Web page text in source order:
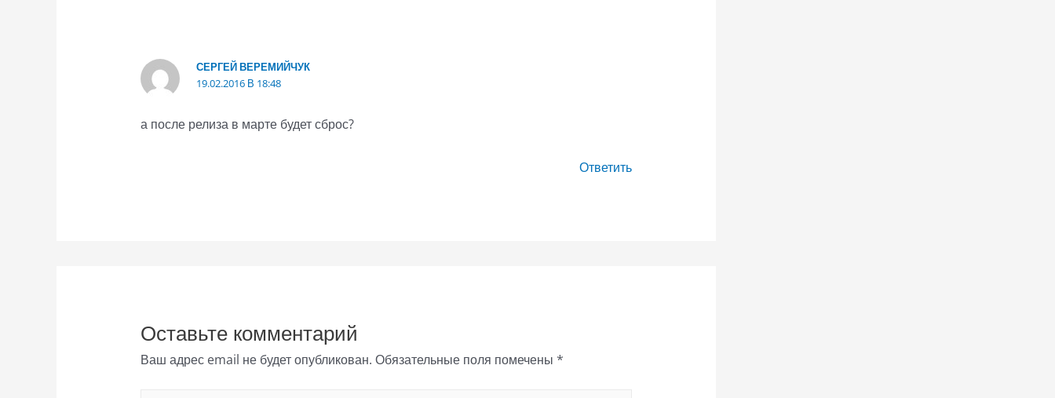
СЕРГЕЙ ВЕРЕМИЙЧУК
19.02.2016 В 18:48
а после релиза в марте будет сброс?
Ответить
Оставьте комментарий
Ваш адрес email не будет опубликован. Обязательные поля помечены *